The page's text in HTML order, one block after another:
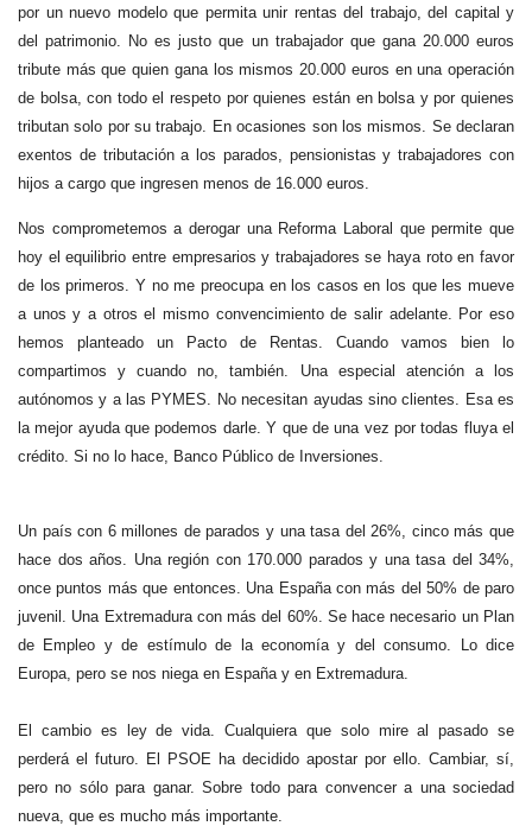
por un nuevo modelo que permita unir rentas del trabajo, del capital y
del patrimonio. No es justo que un trabajador que gana 20.000 euros
tribute más que quien gana los mismos 20.000 euros en una operación
de bolsa, con todo el respeto por quienes están en bolsa y por quienes
tributan solo por su trabajo. En ocasiones son los mismos. Se declaran
exentos de tributación a los parados, pensionistas y trabajadores con
hijos a cargo que ingresen menos de 16.000 euros.
Nos comprometemos a derogar una Reforma Laboral que permite que
hoy el equilibrio entre empresarios y trabajadores se haya roto en favor
de los primeros. Y no me preocupa en los casos en los que les mueve
a unos y a otros el mismo convencimiento de salir adelante. Por eso
hemos planteado un Pacto de Rentas. Cuando vamos bien lo
compartimos y cuando no, también. Una especial atención a los
autónomos y a las PYMES. No necesitan ayudas sino clientes. Esa es
la mejor ayuda que podemos darle. Y que de una vez por todas fluya el
crédito. Si no lo hace, Banco Público de Inversiones.
Un país con 6 millones de parados y una tasa del 26%, cinco más que
hace dos años. Una región con 170.000 parados y una tasa del 34%,
once puntos más que entonces. Una España con más del 50% de paro
juvenil. Una Extremadura con más del 60%. Se hace necesario un Plan
de Empleo y de estímulo de la economía y del consumo. Lo dice
Europa, pero se nos niega en España y en Extremadura.
El cambio es ley de vida. Cualquiera que solo mire al pasado se
perderá el futuro. El PSOE ha decidido apostar por ello. Cambiar, sí,
pero no sólo para ganar. Sobre todo para convencer a una sociedad
nueva, que es mucho más importante.